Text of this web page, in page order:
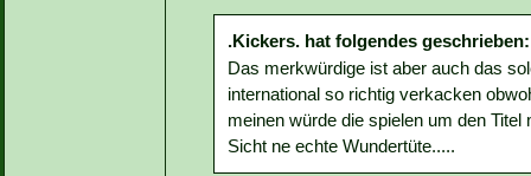
.Kickers. hat folgendes geschrieben:
Das merkwürdige ist aber auch das
international so richtig verkacken
meinen würde die spielen um den
Sicht ne echte Wundertüte.....